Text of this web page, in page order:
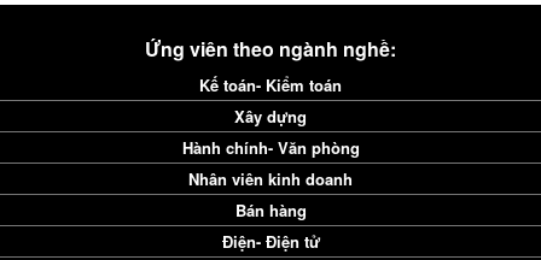
Ứng viên theo ngành nghề:
Kế toán- Kiểm toán
Xây dựng
Hành chính- Văn phòng
Nhân viên kinh doanh
Bán hàng
Điện- Điện tử